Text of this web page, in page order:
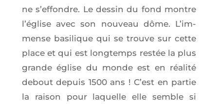
ne s’ef­fondre. Le des­sin du fond montre
l’é­glise avec son nou­veau dôme. L’im­
mense basi­lique qui se trouve sur cette
place et qui est long­temps res­tée la plus
grande église du monde est en réa­li­té
debout depuis 1500 ans ! C’est en par­tie
la rai­son pour laquelle elle semble si